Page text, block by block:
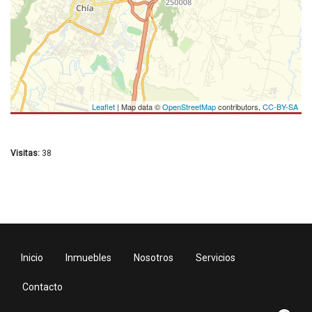
Leaflet | Map data ©OpenStreetMapcontributors, CC-BY-SA
Visitas: 38
Inicio Inmuebles Nosotros Servicios
Contacto